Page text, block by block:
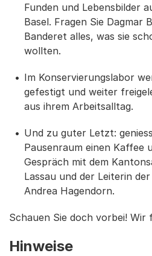
Funden und Lebensbilder
Basel. Fragen Sie Dagmar
Banderet alles, was sie
wollten.
Im Konservierungslabor
gefestigt und weiter
aus ihrem Arbeitsalltag.
Und zu guter Letzt:
Pausenraum einen Kaffee
Gespräch mit dem
Lassau und der Leiterin
Andrea Hagendorn.
Schauen Sie doch vorbei! Wir
Hinweise